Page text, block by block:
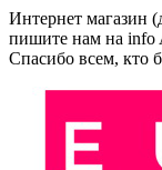
Интернет магазин
пишите нам на info
Спасибо всем, кто